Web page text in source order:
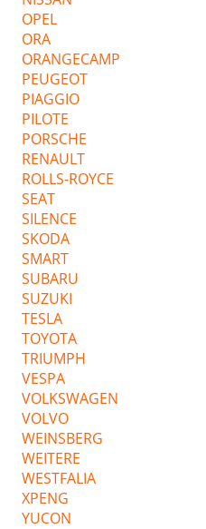
OPEL
ORA
ORANGECAMP
PEUGEOT
PIAGGIO
PILOTE
PORSCHE
RENAULT
ROLLS-ROYCE
SEAT
SILENCE
SKODA
SMART
SUBARU
SUZUKI
TESLA
TOYOTA
TRIUMPH
VESPA
VOLKSWAGEN
VOLVO
WEINSBERG
WEITERE
WESTFALIA
XPENG
YUCON